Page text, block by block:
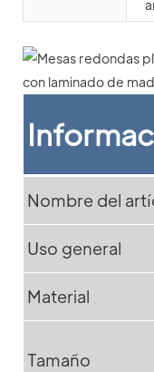
Nombre del
Uso general
Material
Tamaño